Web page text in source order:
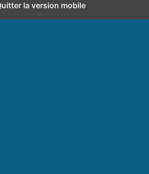
la version mobile